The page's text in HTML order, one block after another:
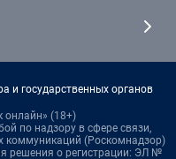
и государственных органов
онлайн» (18+)
по надзору в сфере связи,
коммуникаций (Роскомнадзор)
решения о регистрации: ЭЛ №